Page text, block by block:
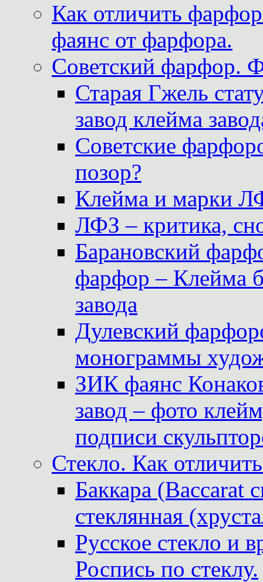
Как отличить
фаянс от фарфора.
Советский фарфор.
Старая Гжель
завод клейма
Советские
позор?
Клейма и марки
ЛФЗ – критика,
Барановский
фарфор – Клейма
завода
Дулевский
монограммы
ЗИК фаянс
завод – фото
подписи
Стекло. Как
Баккара (Baccarat
стеклянная
Русское стекло и
Роспись по стеклу.